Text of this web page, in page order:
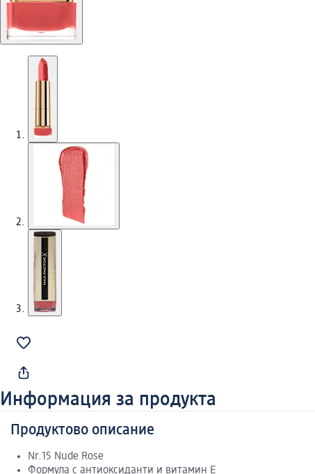
Информация за продукта
Продуктово описание
Nr.15 Nude Rose
Формула с антиоксиданти и витамин Е